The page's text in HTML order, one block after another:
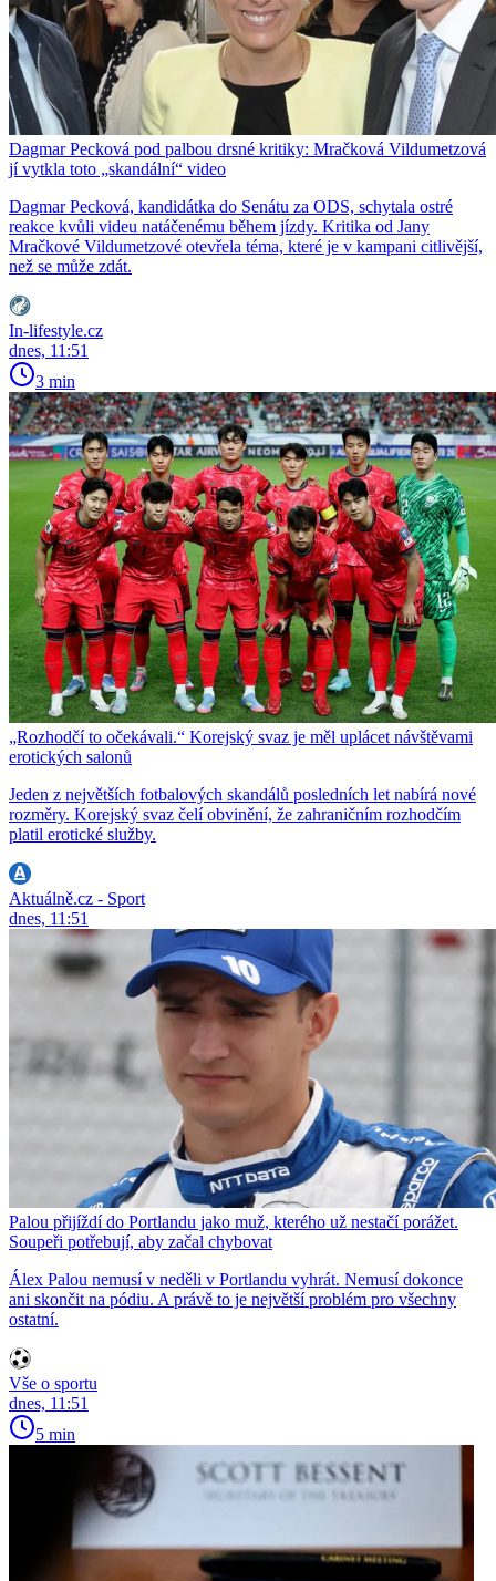
Dagmar Pecková pod palbou drsné kritiky: Mračková Vildumetzová
jí vytkla toto „skandální“ video
Dagmar Pecková, kandidátka do Senátu za ODS, schytala ostré
reakce kvůli videu natáčenému během jízdy. Kritika od Jany
Mračkové Vildumetzové otevřela téma, které je v kampani citlivější,
než se může zdát.
In-lifestyle.cz
dnes, 11:51
3 min
„Rozhodčí to očekávali.“ Korejský svaz je měl uplácet návštěvami
erotických salonů
Jeden z největších fotbalových skandálů posledních let nabírá nové
rozměry. Korejský svaz čelí obvinění, že zahraničním rozhodčím
platil erotické služby.
Aktuálně.cz - Sport
dnes, 11:51
Palou přijíždí do Portlandu jako muž, kterého už nestačí porážet.
Soupeři potřebují, aby začal chybovat
Álex Palou nemusí v neděli v Portlandu vyhrát. Nemusí dokonce
ani skončit na pódiu. A právě to je největší problém pro všechny
ostatní.
Vše o sportu
dnes, 11:51
5 min